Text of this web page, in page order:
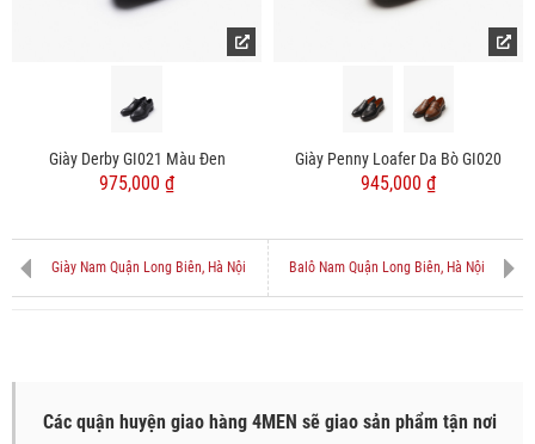
Giày Derby GI021 Màu Đen
975,000 ₫
Giày Penny Loafer Da Bò GI020
945,000 ₫
Giày Nam Quận Long Biên, Hà Nội Balô Nam Quận Long Biên, Hà Nội
Các quận huyện giao hàng 4MEN sẽ giao sản phẩm tận nơi